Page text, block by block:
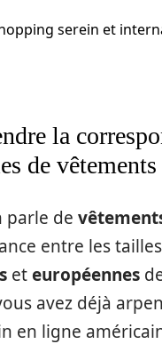
serein et
la
de vêtements
parle de
entre les tailles
eteuropéennes
avez déjà
en ligne